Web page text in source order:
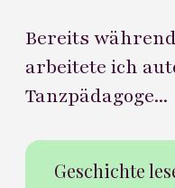
Bereits
arbeitete ich
Tanzpädagoge...
Geschichte